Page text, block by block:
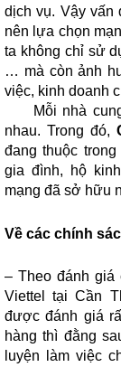
dịch vụ. Vậy vấn
nên lựa chọn
ta không chỉ sử
… mà còn ảnh
việc, kinh doanh
Mỗi nhà cung
nhau. Trong đó,
đang thuộc
gia đình, hộ
mạng đã sở hữu
Về các chính
– Theo đánh giá
Viettel tại Cần
được đánh giá
hàng thì đằng
luyện làm việc